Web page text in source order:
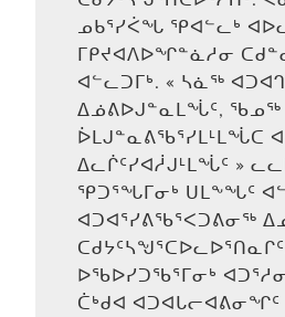
ᓄᑲᕐᓯᐹᖓ ᕿᐊᓪᓚᒃ
ᒥᑭᔪᐊᐱᐅᖏᓐᓈᓱᓂ
ᐊᓪᓚᑐᒥᒃ. « ᓴᓈᖅ
ᐃᓅᕕᐅᒍᓐᓇᒪᖔᑦ, ᖃᓄᖅ
ᐆᒪᒍᓐᓇᕕᖃᕐᓯᒪᒻᒪᖔᑕ
ᐃᓚᒌᑦᓯᐊᓲᒍᒻᒪᖔᑦ »
ᕿᑐᕐᖓᒥᓂᒃ ᑌᒪᖕᖓᑦ
ᐊᑐᐊᕐᓯᕕᖃᕐᐸᑐᕕᓂᖅ
ᐅᖃᐅᓯᑐᖃᕐᒥᓂᒃ
ᑖᒃᑯᐊ ᐊᑐᐊᒐᓕᐊᕕᓂᖏᑦ